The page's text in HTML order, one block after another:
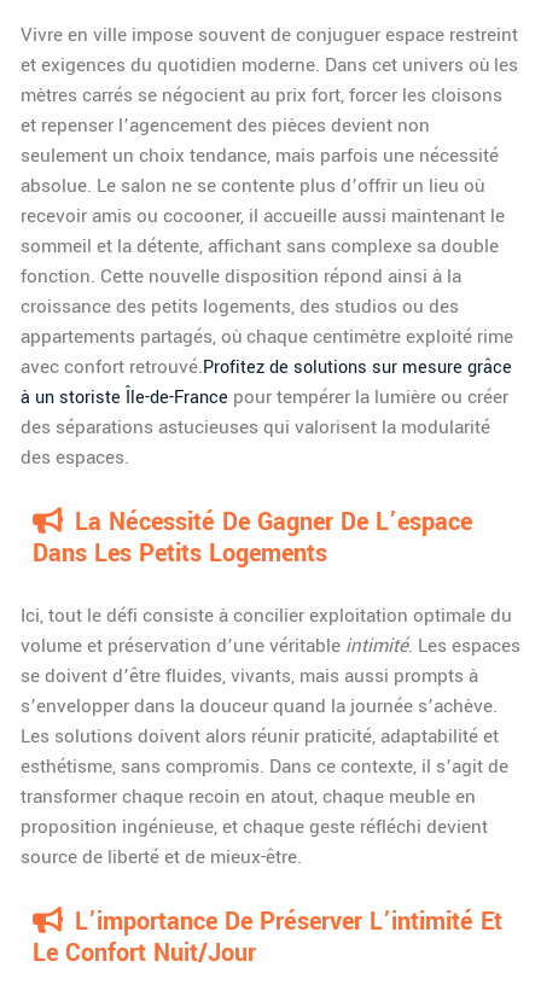
Vivre en ville impose souvent de conjuguer espace restreint
et exigences du quotidien moderne. Dans cet univers où les
mètres carrés se négocient au prix fort, forcer les cloisons
et repenser l’agencement des pièces devient non
seulement un choix tendance, mais parfois une nécessité
absolue. Le salon ne se contente plus d’offrir un lieu où
recevoir amis ou cocooner, il accueille aussi maintenant le
sommeil et la détente, affichant sans complexe sa double
fonction. Cette nouvelle disposition répond ainsi à la
croissance des petits logements, des studios ou des
appartements partagés, où chaque centimètre exploité rime
avec confort retrouvé.Profitez de solutions sur mesure grâce
à un storiste Île-de-France pour tempérer la lumière ou créer
des séparations astucieuses qui valorisent la modularité
des espaces.
La Nécessité De Gagner De L’espace
Dans Les Petits Logements
Ici, tout le défi consiste à concilier exploitation optimale du
volume et préservation d’une véritable intimité. Les espaces
se doivent d’être fluides, vivants, mais aussi prompts à
s’envelopper dans la douceur quand la journée s’achève.
Les solutions doivent alors réunir praticité, adaptabilité et
esthétisme, sans compromis. Dans ce contexte, il s’agit de
transformer chaque recoin en atout, chaque meuble en
proposition ingénieuse, et chaque geste réfléchi devient
source de liberté et de mieux-être.
L’importance De Préserver L’intimité Et
Le Confort Nuit/jour